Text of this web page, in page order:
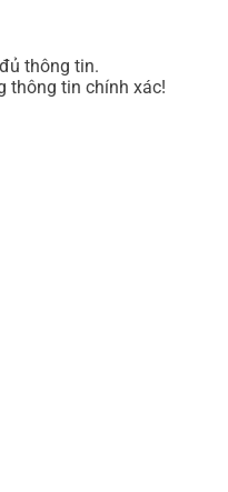
thông tin.
thông tin chính xác!